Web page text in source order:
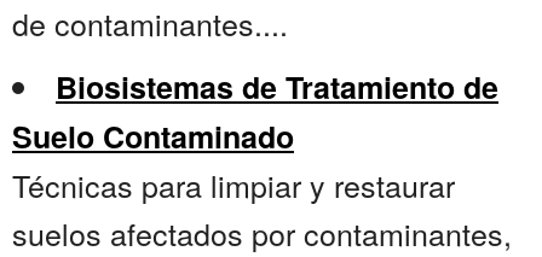
de contaminantes....
Biosistemas de Tratamiento de
Suelo Contaminado
Técnicas para limpiar y restaurar
suelos afectados por contaminantes,